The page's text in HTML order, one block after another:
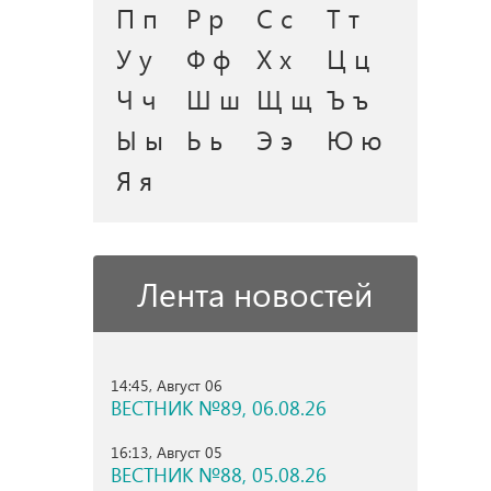
П п
Р р С с
Т т
У у
Ф ф Х х
Ц ц
Ч ч
Ш ш Щ щ Ъ ъ
Ы ы
Ь ь Э э
Ю ю
Я я
Лента новостей
14:45, Август 06
ВЕСТНИК №89, 06.08.26
16:13, Август 05
ВЕСТНИК №88, 05.08.26